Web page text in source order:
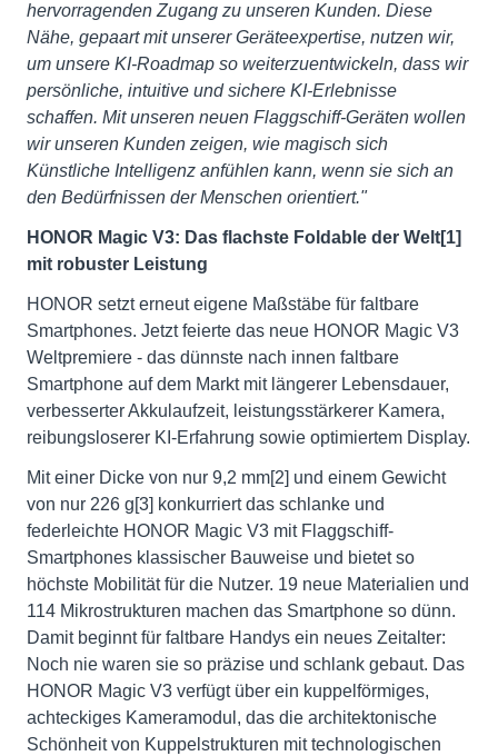
hervorragenden Zugang zu unseren Kunden. Diese
Nähe, gepaart mit unserer Geräteexpertise, nutzen wir,
um unsere KI-Roadmap so weiterzuentwickeln, dass wir
persönliche, intuitive und sichere KI-Erlebnisse
schaffen. Mit unseren neuen Flaggschiff-Geräten wollen
wir unseren Kunden zeigen, wie magisch sich
Künstliche Intelligenz anfühlen kann, wenn sie sich an
den Bedürfnissen der Menschen orientiert."
HONOR Magic V3: Das flachste Foldable der Welt[1]
mit robuster Leistung
HONOR setzt erneut eigene Maßstäbe für faltbare
Smartphones. Jetzt feierte das neue HONOR Magic V3
Weltpremiere - das dünnste nach innen faltbare
Smartphone auf dem Markt mit längerer Lebensdauer,
verbesserter Akkulaufzeit, leistungsstärkerer Kamera,
reibungsloserer KI-Erfahrung sowie optimiertem Display.
Mit einer Dicke von nur 9,2 mm[2] und einem Gewicht
von nur 226 g[3] konkurriert das schlanke und
federleichte HONOR Magic V3 mit Flaggschiff-
Smartphones klassischer Bauweise und bietet so
höchste Mobilität für die Nutzer. 19 neue Materialien und
114 Mikrostrukturen machen das Smartphone so dünn.
Damit beginnt für faltbare Handys ein neues Zeitalter:
Noch nie waren sie so präzise und schlank gebaut. Das
HONOR Magic V3 verfügt über ein kuppelförmiges,
achteckiges Kameramodul, das die architektonische
Schönheit von Kuppelstrukturen mit technologischen